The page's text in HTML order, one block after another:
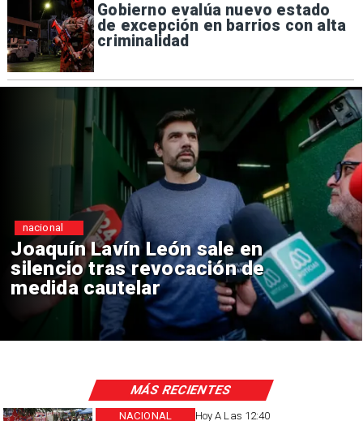
Gobierno evalúa nuevo estado
de excepción en barrios con alta
criminalidad
Lavín León sale en
tras revocación de
Chile y
nacional
Hoy A Las 12:40
NACIONAL
MÁS RECIENTES